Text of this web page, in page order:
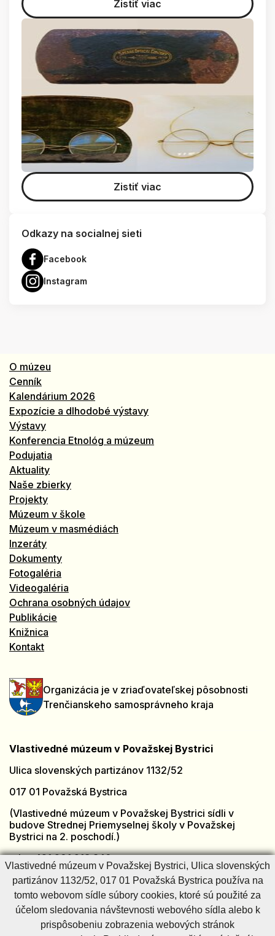
Zistiť viac
Zistiť viac
Odkazy na socialnej sieti
Facebook
Instagram
O múzeu
Cenník
Kalendárium 2026
Expozície a dlhodobé výstavy
Výstavy
Konferencia Etnológ a múzeum
Podujatia
Aktuality
Naše zbierky
Projekty
Múzeum v škole
Múzeum v masmédiách
Inzeráty
Dokumenty
Fotogaléria
Videogaléria
Ochrana osobných údajov
Publikácie
Knižnica
Kontakt
Organizácia je v zriaďovateľskej pôsobnosti
Trenčianskeho samosprávneho kraja
Vlastivedné múzeum v Považskej Bystrici
Ulica slovenských partizánov 1132/52
017 01 Považská Bystrica
(Vlastivedné múzeum v Považskej Bystrici sídli v
budove Strednej Priemyselnej školy v Považskej
Bystrici na 2. poschodí.)
tel.: +421 901 918 846
e-mail:muzeumpb@muzeumpb.sk
Otvorené: [PO - PI]7:00 – 15:00
Zatvorené: [SO - NE] a sviatky
Vlastivedné múzeum v Považskej Bystrici, Ulica slovenských
partizánov 1132/52, 017 01 Považská Bystrica používa na
tomto webovom sídle súbory cookies, ktoré sú použité za
účelom sledovania návštevnosti webového sídla alebo k
prispôsobeniu zobrazenia webových stránok